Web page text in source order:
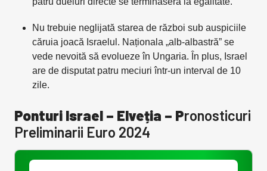
Nu trebuie neglijată starea de război sub auspiciile
căruia joacă Israelul. Naționala „alb-albastră” se
vede nevoită să evolueze în Ungaria. În plus, Israel
are de disputat patru meciuri într-un interval de 10
zile.
Ponturi Israel – Elveția – Pronosticuri
Preliminarii Euro 2024